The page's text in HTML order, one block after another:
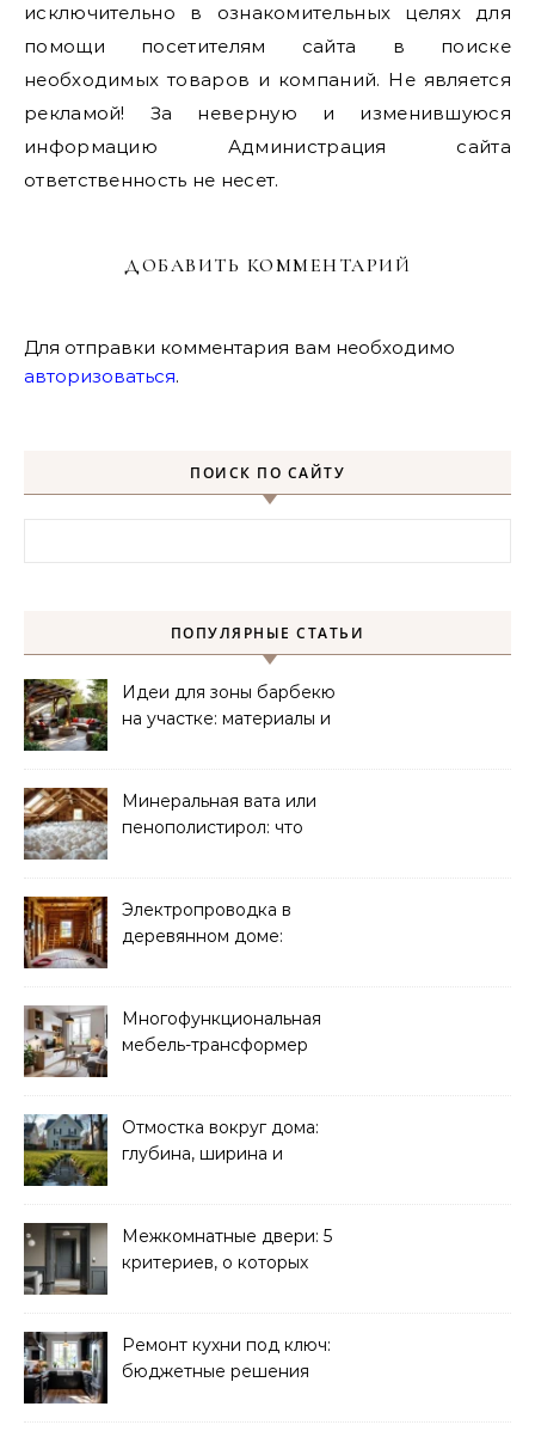
исключительно в ознакомительных целях для
помощи посетителям сайта в поиске
необходимых товаров и компаний. Не является
рекламой! За неверную и изменившуюся
информацию Администрация сайта
ответственность не несет.
ДОБАВИТЬ КОММЕНТАРИЙ
Для отправки комментария вам необходимо
авторизоваться.
ПОИСК ПО САЙТУ
ПОПУЛЯРНЫЕ СТАТЬИ
Идеи для зоны барбекю
на участке: материалы и
Минеральная вата или
пенополистирол: что
Электропроводка в
деревянном доме:
Многофункциональная
мебель-трансформер
Отмостка вокруг дома:
глубина, ширина и
Межкомнатные двери: 5
критериев, о которых
Ремонт кухни под ключ:
бюджетные решения